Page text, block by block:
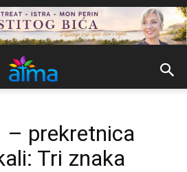
– prekretnica
Tri znaka